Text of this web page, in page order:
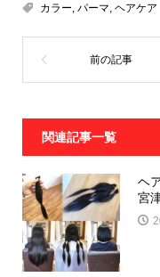
カラー パーマ ヘアケア
関連記事一覧
ヘ
宮